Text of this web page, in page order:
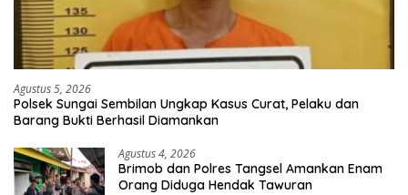
Agustus 5, 2026
Polsek Sungai Sembilan Ungkap Kasus Curat, Pelaku dan
Barang Bukti Berhasil Diamankan
Agustus 4, 2026
Brimob dan Polres Tangsel Amankan Enam
Orang Diduga Hendak Tawuran